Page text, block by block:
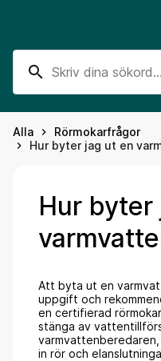
search
Alla keyboard_arrow_right Rörmokarfrågor
keyboard_arrow_right Hur byter jag ut en
Hur byter
Att byta ut en
uppgift och
en certifierad
stänga av
in rör och